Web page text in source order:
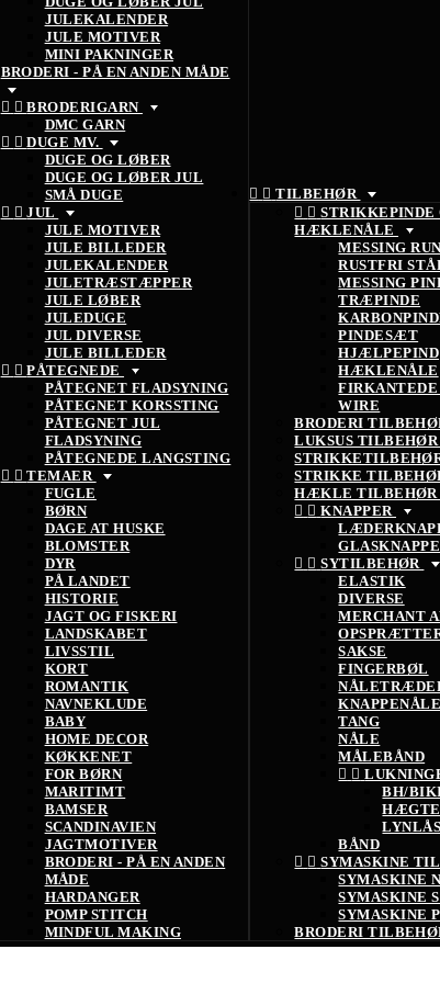
JULEKALENDER
JULE MOTIVER
MINI PAKNINGER
BRODERI - PÅ EN ANDEN MÅDE
  BRODERIGARN
DMC GARN
  DUGE MV.
DUGE OG LØBER
DUGE OG LØBER JUL
SMÅ DUGE
  JUL
JULE MOTIVER
JULE BILLEDER
JULEKALENDER
JULETRÆSTÆPPER
JULE LØBER
JULEDUGE
JUL DIVERSE
JULE BILLEDER
  PÅTEGNEDE
PÅTEGNET FLADSYNING
PÅTEGNET KORSSTING
PÅTEGNET JUL
FLADSYNING
PÅTEGNEDE LANGSTING
  TEMAER
FUGLE
BØRN
DAGE AT HUSKE
BLOMSTER
DYR
PÅ LANDET
HISTORIE
JAGT OG FISKERI
LANDSKABET
LIVSSTIL
KORT
ROMANTIK
NAVNEKLUDE
BABY
HOME DECOR
KØKKENET
FOR BØRN
MARITIMT
BAMSER
SCANDINAVIEN
JAGTMOTIVER
BRODERI - PÅ EN ANDEN
MÅDE
HARDANGER
POMP STITCH
MINDFUL MAKING
  TILBEHØR
  STRIKKEPINDE
HÆKLENÅLE
MESSING
RUSTFRI
MESSING
TRÆPINDE
PINDESÆT
HJÆLPEPIND
HÆKLENÅLE
WIRE
BRODERI
LUKSUS TILBEHØR
STRIKKE
HÆKLE TILBEHØR
  KNAPPER
  SYTILBEHØR
ELASTIK
DIVERSE
MERCHANT
SAKSE
FINGERBØL
KNAPPENÅLE
TANG
NÅLE
MÅLEBÅND
 
BH/
BÅND
  SYMASKINE
SYMASKINE
SYMASKINE
SYMASKINE
BRODERI